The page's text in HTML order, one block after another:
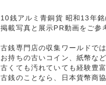
10銭アルミ青銅貨 昭和13年
掲載写真と展示PR動画をご参
古銭専門店の収集ワールドで
お持ちの古いコイン、紙幣な
古くても汚れていても経験豊
古銭のことなら、日本貨幣商